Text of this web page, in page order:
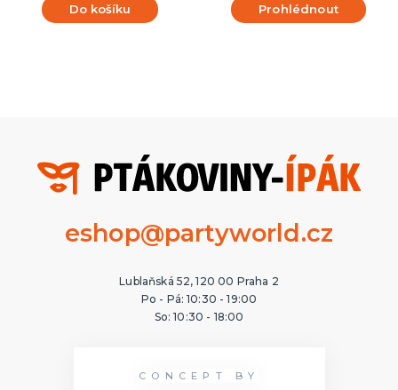
Do košíku Prohlédnout
eshop@partyworld.cz
Lublaňská 52, 120 00 Praha 2
Po - Pá: 10:30 - 19:00
So: 10:30 - 18:00
CONCEPT BY